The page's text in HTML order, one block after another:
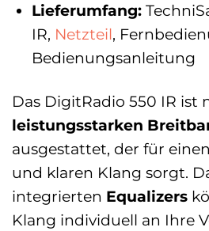
Lieferumfang:
IR, Netzteil,
Bedienungsanleitung
Das DigitRadio 550 IR ist
leistungsstarken
ausgestattet, der für
und klaren Klang sorgt.
integrierten Equalizers
Klang individuell an Ihre